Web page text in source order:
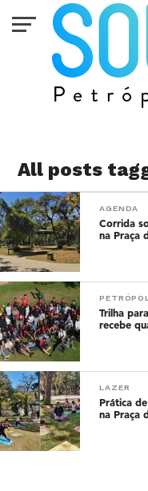
All posts
AGENDA
Corrida
na Praça
Trilha
recebe
LAZER
Prática
na Praça